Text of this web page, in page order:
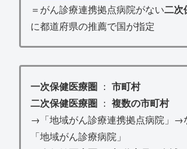
＝がん診療連携拠点病院がない二次
に都道府県の推薦で国が指定
一次保健医療圏 ： 市町村
二次保健医療圏 ： 複数の市町村
→「地域がん診療連携拠点病院」→
「地域がん診療病院」